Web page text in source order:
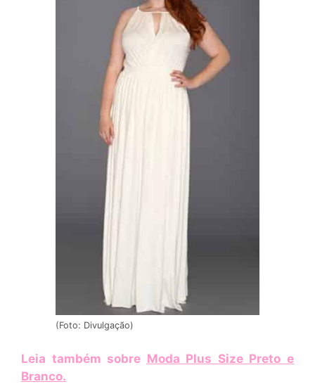
(Foto: Divulgação)
Leia também sobre Moda Plus Size Preto e
Branco.